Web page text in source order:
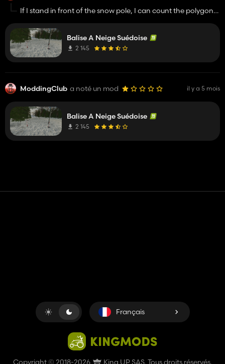
If I stand in front of the snow pole, I can count the polygons
Balise A Neige Suédoise
2 145
ModdingClub a noté un mod il y a 5 mois
Balise A Neige Suédoise
2 145
Copyright © 2018-2026 King UP SAS. Tous droits réservés.
Français